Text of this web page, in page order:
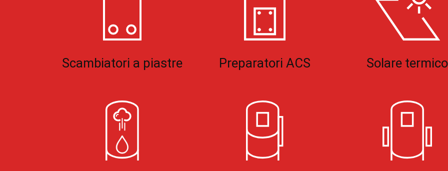
Scambiatori a piastre Preparatori ACS Solare termico